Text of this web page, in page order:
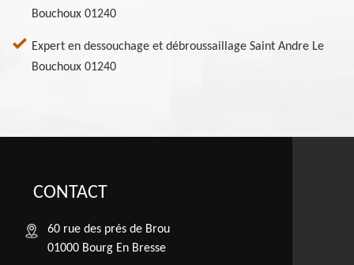
Bouchoux 01240
Expert en dessouchage et débroussaillage Saint Andre Le
Bouchoux 01240
CONTACT
60 rue des prés de Brou
01000 Bourg En Bresse